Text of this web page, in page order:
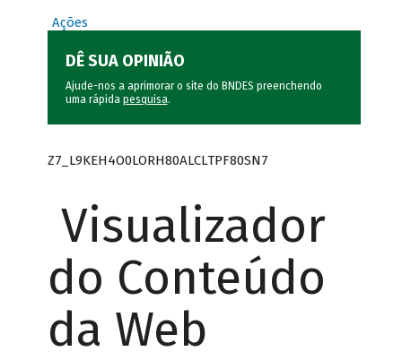
Ações
DÊ SUA OPINIÃO
Ajude-nos a aprimorar o site do BNDES preenchendo
uma rápida pesquisa.
Z7_L9KEH4O0LORH80ALCLTPF80SN7
Visualizador
do Conteúdo
da Web